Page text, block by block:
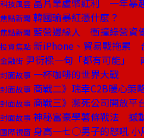
科技風雲 晶片業虛幣紅利 一年暴
焦點新聞 韓國瑜暴紅憑什麼？
焦點新聞 藍營邊緣人 衝撞綠營資
投資焦點 新iPhone、貿易戰拖累
金融街 尹衍樑一句「都有可能」
封面故事 一杯咖啡的世界大戰
封面故事 商戰二》瑞幸C2B暖心
封面故事 商戰三》瀕死公司開放
封面故事 神秘富豪學薯條戰法 撼
國際視窗 身高一七○男子的怒吼 小